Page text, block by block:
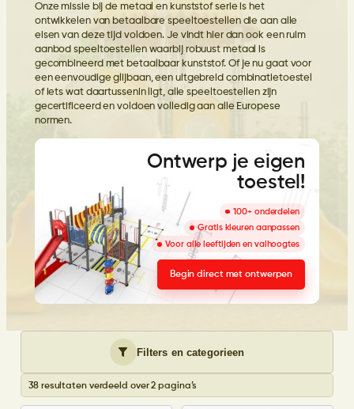
Onze missie bij de metaal en kunststof serie is het
ontwikkelen van betaalbare speeltoestellen die aan alle
eisen van deze tijd voldoen. Je vindt hier dan ook een ruim
aanbod speeltoestellen waarbij robuust metaal is
gecombineerd met betaalbaar kunststof. Of je nu gaat voor
een eenvoudige glijbaan, een uitgebreid combinatietoestel
of iets wat daartussenin ligt, alle speeltoestellen zijn
gecertificeerd en voldoen volledig aan alle Europese
normen.
Ontwerp je eigen
toestel!
100+ onderdelen
Gratis kleuren aanpassen
Voor alle leeftijden en valhoogtes
Begin direct met ontwerpen
Filters en categorieen
38 resultaten verdeeld over 2 pagina’s